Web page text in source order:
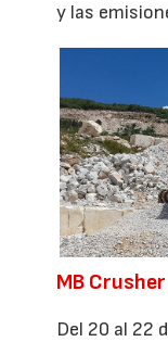
y las
MB
Del 20 al 22